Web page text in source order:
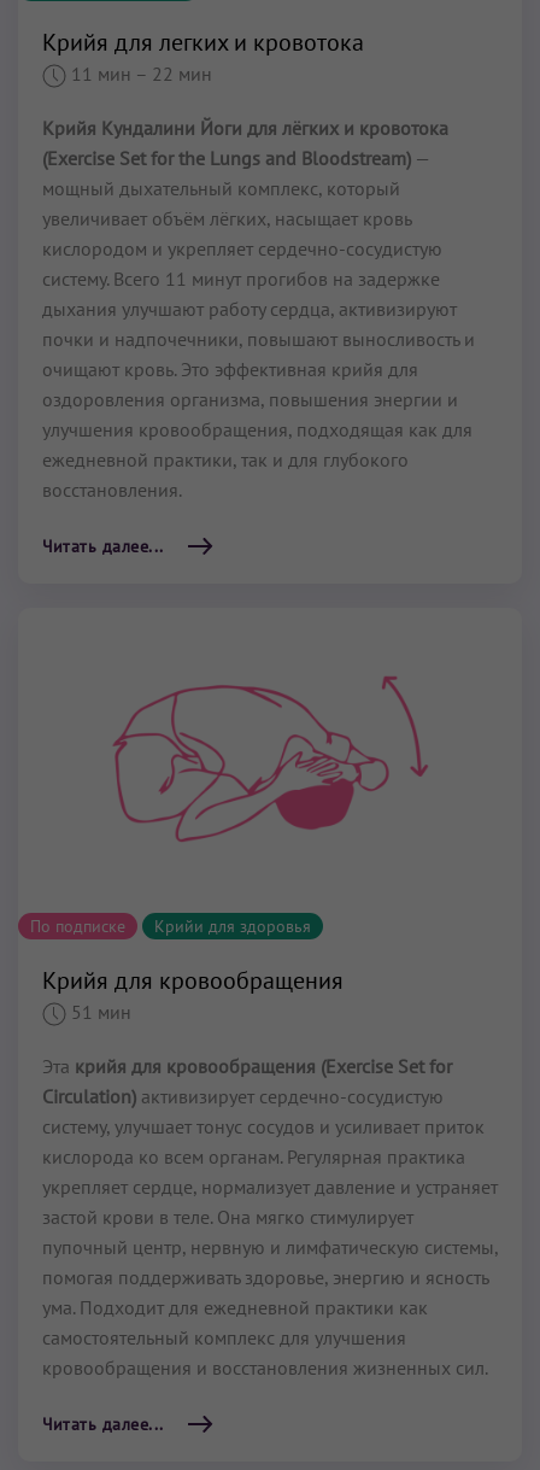
Крийя для легких и кровотока
11 мин – 22 мин
Крийя Кундалини Йоги для лёгких и кровотока
(Exercise Set for the Lungs and Bloodstream) —
мощный дыхательный комплекс, который
увеличивает объём лёгких, насыщает кровь
кислородом и укрепляет сердечно-сосудистую
систему. Всего 11 минут прогибов на задержке
дыхания улучшают работу сердца, активизируют
почки и надпочечники, повышают выносливость и
очищают кровь. Это эффективная крийя для
оздоровления организма, повышения энергии и
улучшения кровообращения, подходящая как для
ежедневной практики, так и для глубокого
восстановления.
Читать далее...
По подписке Крийи для здоровья
Крийя для кровообращения
51 мин
Эта крийя для кровообращения (Exercise Set for
Circulation) активизирует сердечно-сосудистую
систему, улучшает тонус сосудов и усиливает приток
кислорода ко всем органам. Регулярная практика
укрепляет сердце, нормализует давление и устраняет
застой крови в теле. Она мягко стимулирует
пупочный центр, нервную и лимфатическую системы,
помогая поддерживать здоровье, энергию и ясность
ума. Подходит для ежедневной практики как
самостоятельный комплекс для улучшения
кровообращения и восстановления жизненных сил.
Читать далее...